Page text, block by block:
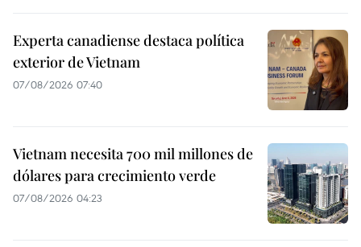
Experta canadiense destaca política
exterior de Vietnam
07/08/2026 07:40
Vietnam necesita 700 mil millones de
dólares para crecimiento verde
07/08/2026 04:23